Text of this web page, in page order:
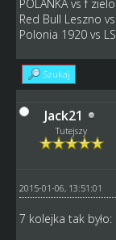
POLANKA vs f
Red Bull Leszno
Polonia 1920 vs
Szukaj
Jack21
Tutejszy
2015-01-06, 13:51:01
7 kolejka tak było: